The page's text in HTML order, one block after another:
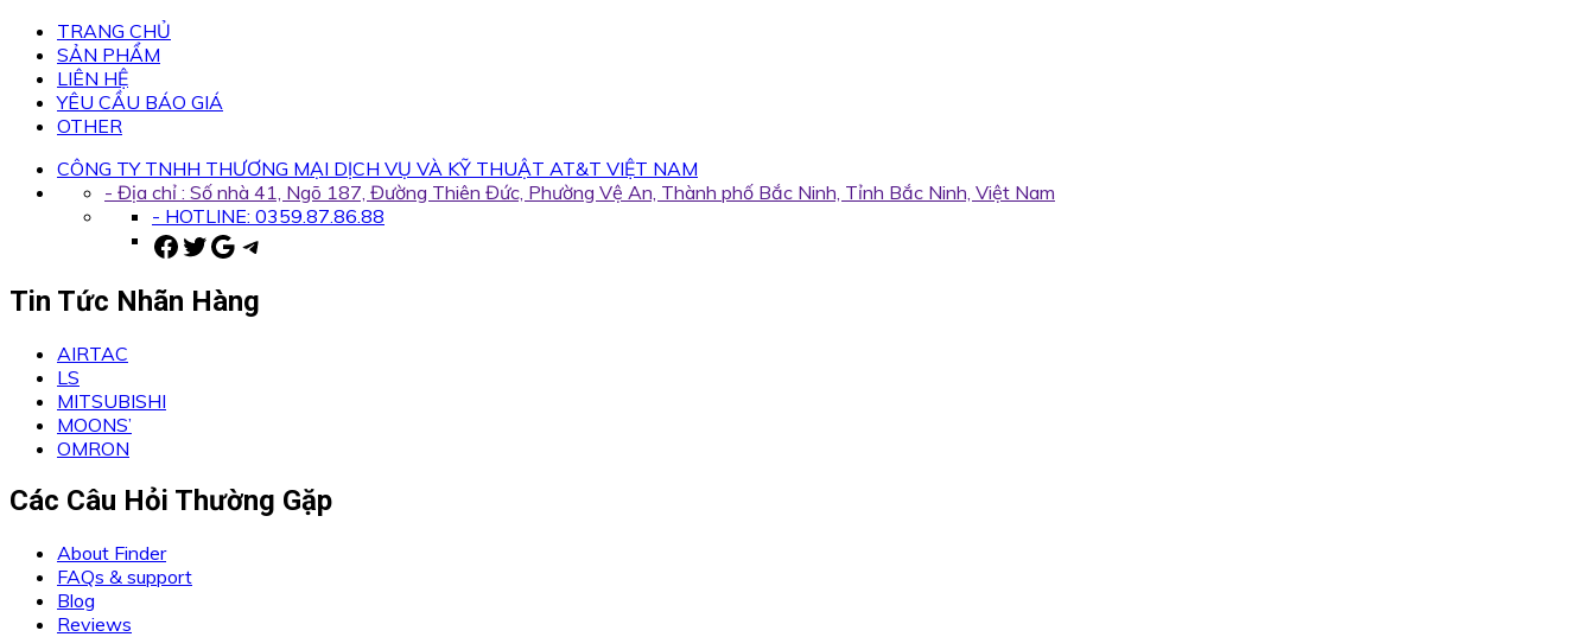
TRANG CHỦ
SẢN PHẨM
LIÊN HỆ
YÊU CẦU BÁO GIÁ
OTHER
CÔNG TY TNHH THƯƠNG MẠI DỊCH VỤ VÀ KỸ THUẬT AT&T VIỆT NAM
- Địa chỉ : Số nhà 41, Ngõ 187, Đường Thiên Đức, Phường Vệ An, Thành phố Bắc Ninh, Tỉnh Bắc Ninh, Việt Nam
- HOTLINE: 0359.87.86.88
Facebook
Twitter
Google
Telegram
Tin Tức Nhãn Hàng
AIRTAC
LS
MITSUBISHI
MOONS’
OMRON
Các Câu Hỏi Thường Gặp
About Finder
FAQs & support
Blog
Reviews